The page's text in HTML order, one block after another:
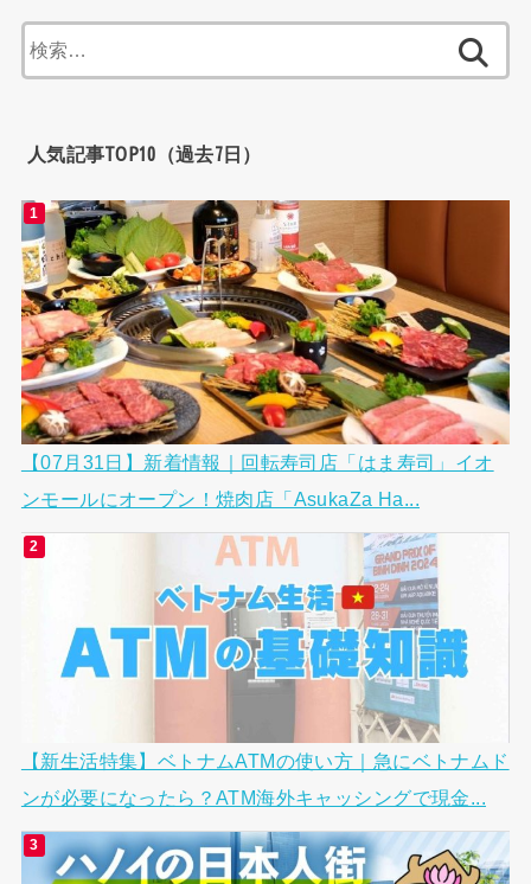
索:
人気記事TOP10（過去7日）
【07月31日】新着情報｜回転寿司店「はま寿司」イオ
ンモールにオープン！焼肉店「AsukaZa Ha...
【新生活特集】ベトナムATMの使い方｜急にベトナムド
ンが必要になったら？ATM海外キャッシングで現金...